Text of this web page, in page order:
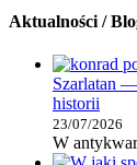
Aktualności /
Szarlatan
historii
23/07/2026
W